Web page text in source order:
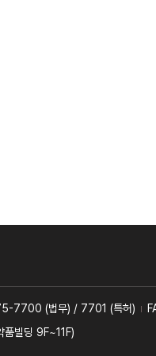
7700 (법무) / 7701 (특허)
빌딩 9F~11F)